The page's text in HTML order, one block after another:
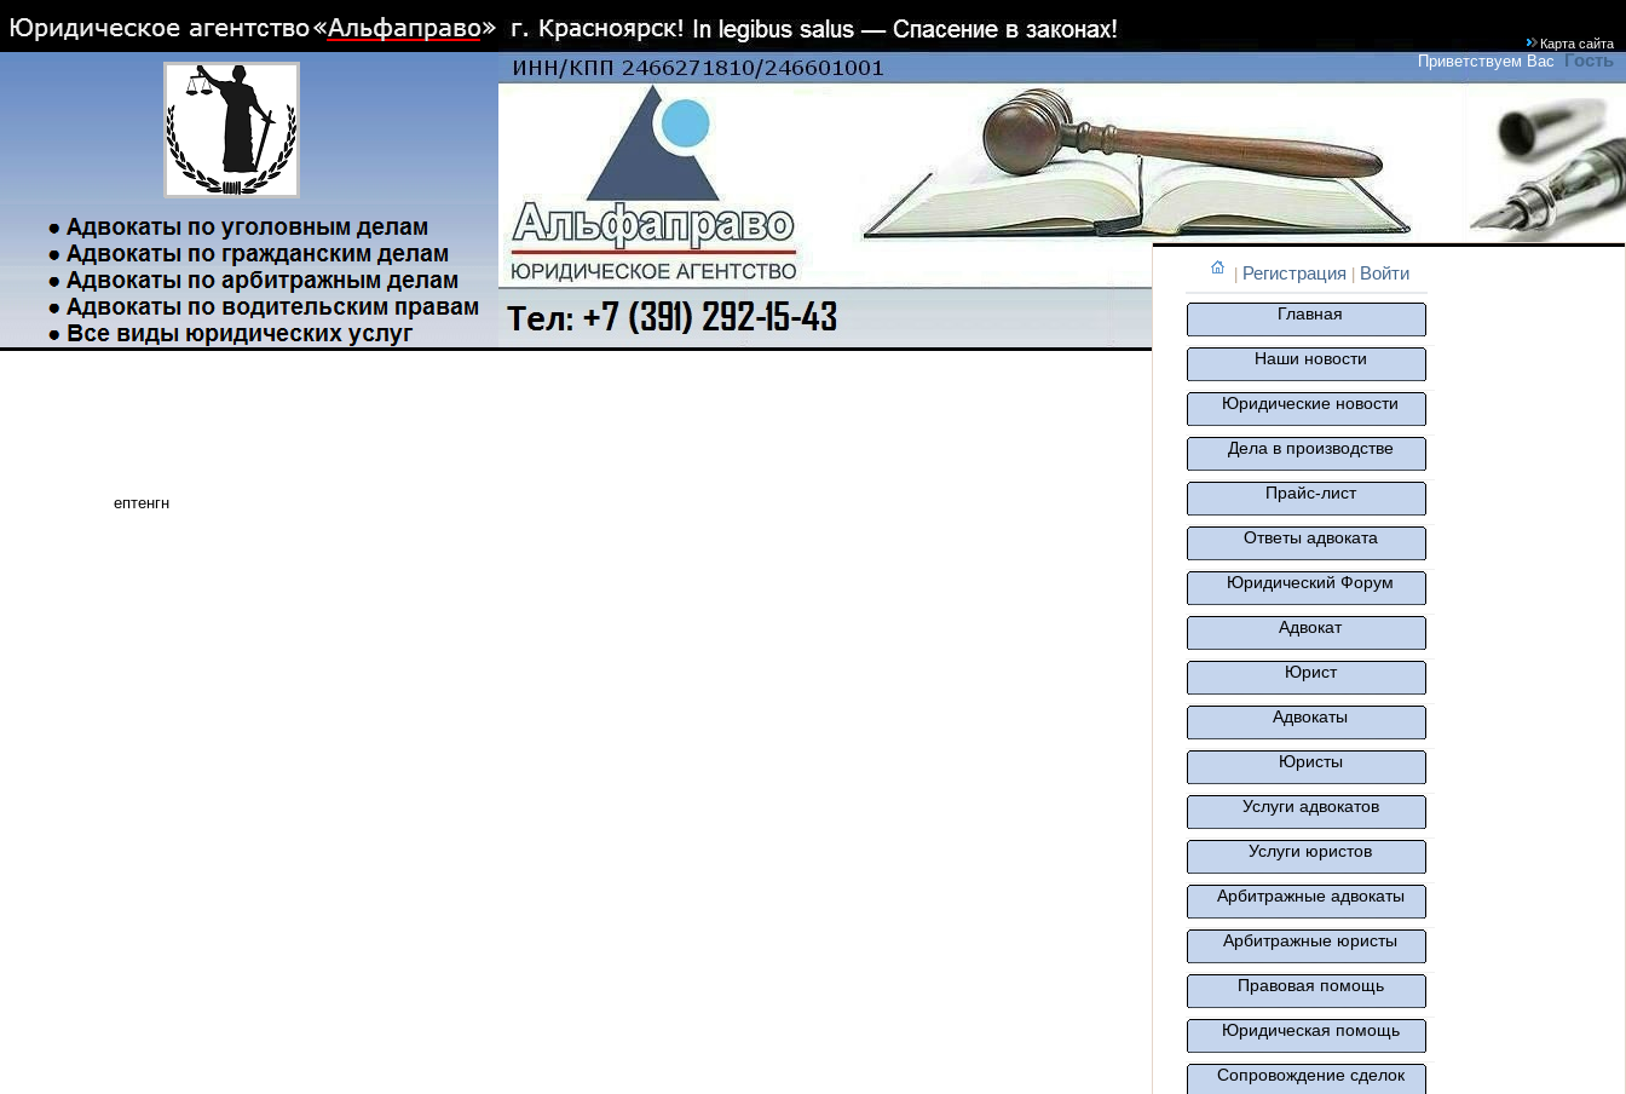
Карта сайта
Приветствуем Вас Гость
ептенгн
Регистрация Войти
Главная
Наши новости
Юридические новости
Дела в производстве
Прайс-лист
Ответы адвоката
Юридический Форум
Адвокат
Юрист
Адвокаты
Юристы
Услуги адвокатов
Услуги юристов
Арбитражные адвокаты
Арбитражные юристы
Правовая помощь
Юридическая помощь
Сопровождение сделок